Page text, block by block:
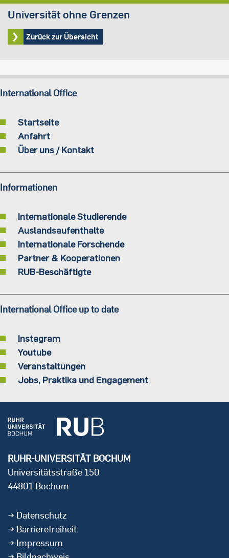
Universität ohne Grenzen
Zurück zur Übersicht
International Office
Startseite
Anfahrt
Über uns / Kontakt
Informationen
Internationale Studierende
Auslandsaufenthalte
Internationale Forschende
Partner & Kooperationen
RUB-Beschäftigte
International Office up to date
Instagram
Youtube
Veranstaltungen
Jobs, Praktika und Engagement
RUHR-UNIVERSITÄT BOCHUM
Universitätsstraße 150
44801 Bochum
Datenschutz
Barrierefreiheit
Impressum